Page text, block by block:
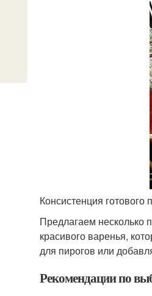
Консистенция готового
Предлагаем несколько
красивого варенья,
для пирогов или
Рекомендации по